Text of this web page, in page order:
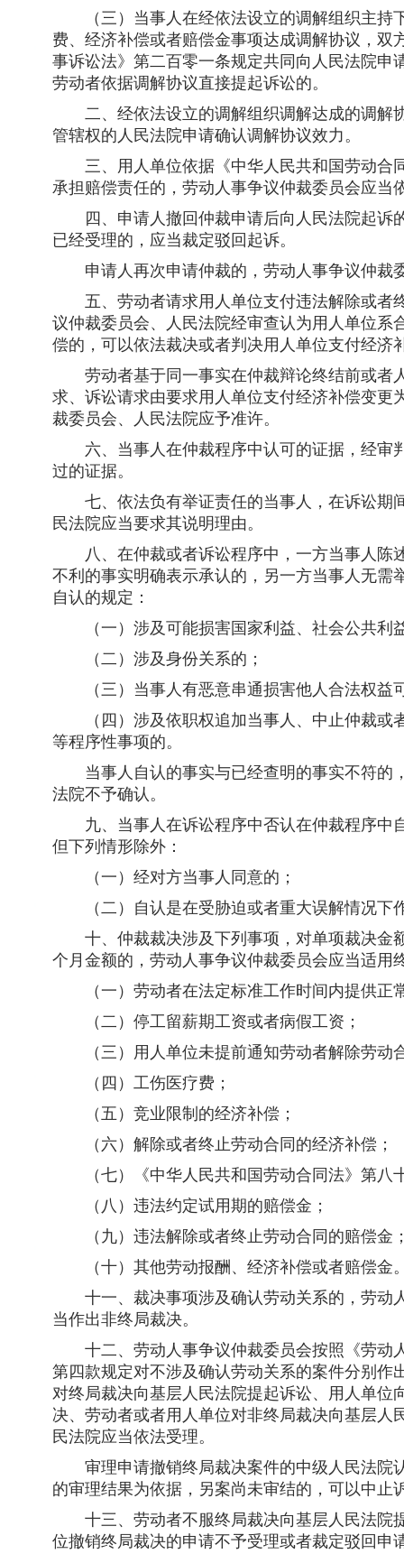
（三）当事人在经依法设立的调解组织主持
费、经济补偿或者赔偿金事项达成调解协议，双
事诉讼法》第二百零一条规定共同向人民法院申
劳动者依据调解协议直接提起诉讼的。
二、经依法设立的调解组织调解达成的调解
管辖权的人民法院申请确认调解协议效力。
三、用人单位依据《中华人民共和国劳动合
承担赔偿责任的，劳动人事争议仲裁委员会应当
四、申请人撤回仲裁申请后向人民法院起诉
已经受理的，应当裁定驳回起诉。
申请人再次申请仲裁的，劳动人事争议仲裁
五、劳动者请求用人单位支付违法解除或者
议仲裁委员会、人民法院经审查认为用人单位系
偿的，可以依法裁决或者判决用人单位支付经济
劳动者基于同一事实在仲裁辩论终结前或者
求、诉讼请求由要求用人单位支付经济补偿变更
裁委员会、人民法院应予准许。
六、当事人在仲裁程序中认可的证据，经审
过的证据。
七、依法负有举证责任的当事人，在诉讼期
民法院应当要求其说明理由。
八、在仲裁或者诉讼程序中，一方当事人陈
不利的事实明确表示承认的，另一方当事人无需
自认的规定：
（一）涉及可能损害国家利益、社会公共利
（二）涉及身份关系的；
（三）当事人有恶意串通损害他人合法权益
（四）涉及依职权追加当事人、中止仲裁或
等程序性事项的。
当事人自认的事实与已经查明的事实不符的
法院不予确认。
九、当事人在诉讼程序中否认在仲裁程序中
但下列情形除外：
（一）经对方当事人同意的；
（二）自认是在受胁迫或者重大误解情况下
十、仲裁裁决涉及下列事项，对单项裁决金
个月金额的，劳动人事争议仲裁委员会应当适用
（一）劳动者在法定标准工作时间内提供正
（二）停工留薪期工资或者病假工资；
（三）用人单位未提前通知劳动者解除劳动
（四）工伤医疗费；
（五）竞业限制的经济补偿；
（六）解除或者终止劳动合同的经济补偿；
（七）《中华人民共和国劳动合同法》第八
（八）违法约定试用期的赔偿金；
（九）违法解除或者终止劳动合同的赔偿金
（十）其他劳动报酬、经济补偿或者赔偿金
十一、裁决事项涉及确认劳动关系的，劳动
当作出非终局裁决。
十二、劳动人事争议仲裁委员会按照《劳动
第四款规定对不涉及确认劳动关系的案件分别作
对终局裁决向基层人民法院提起诉讼、用人单位
决、劳动者或者用人单位对非终局裁决向基层人
民法院应当依法受理。
审理申请撤销终局裁决案件的中级人民法院
的审理结果为依据，另案尚未审结的，可以中止
十三、劳动者不服终局裁决向基层人民法院
位撤销终局裁决的申请不予受理或者裁定驳回申